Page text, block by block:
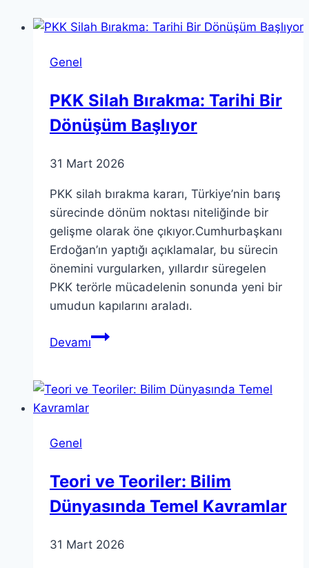
Genel
PKK Silah Bırakma: Tarihi Bir
Dönüşüm Başlıyor
31 Mart 2026
PKK silah bırakma kararı, Türkiye’nin barış
sürecinde dönüm noktası niteliğinde bir
gelişme olarak öne çıkıyor.Cumhurbaşkanı
Erdoğan’ın yaptığı açıklamalar, bu sürecin
önemini vurgularken, yıllardır süregelen
PKK terörle mücadelenin sonunda yeni bir
umudun kapılarını araladı.
DevamıPKK
Tarihi
Genel
Teori ve Teoriler: Bilim
Dünyasında Temel Kavramlar
31 Mart 2026